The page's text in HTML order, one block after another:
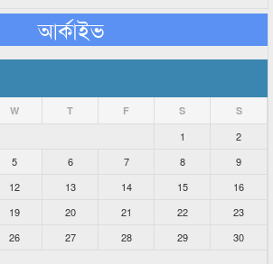
আর্কাইভ
W T F S S
1
2
5 6 7 8
9
12 13 14 15
16
19 20 21 22
23
26 27 28 29
30